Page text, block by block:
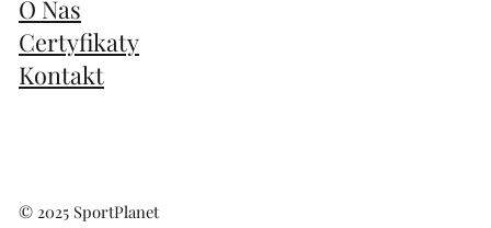
posiadamy gwarancję ubezpieczeniową na rzecz klientów.
O Nas
Certyfikaty
Kontakt
© 2025 SportPlanet